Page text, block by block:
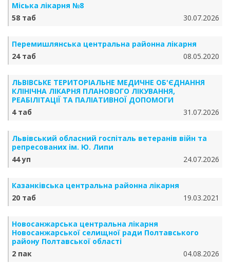
Міська лікарня №8
58 таб
30.07.2026
Перемишлянська центральна районна лікарня
24 таб
08.05.2020
ЛЬВІВСЬКЕ ТЕРИТОРІАЛЬНЕ МЕДИЧНЕ ОБ'ЄДНАННЯ
КЛІНІЧНА ЛІКАРНЯ ПЛАНОВОГО ЛІКУВАННЯ,
РЕАБІЛІТАЦІЇ ТА ПАЛІАТИВНОЇ ДОПОМОГИ
4 таб
31.07.2026
Львівський обласний госпіталь ветеранів війн та
репресованих ім. Ю. Липи
44 уп
24.07.2026
Казанківська центральна районна лікарня
20 таб
19.03.2021
Новосанжарська центральна лікарня
Новосанжарської селищної ради Полтавського
району Полтавської області
2 пак
04.08.2026